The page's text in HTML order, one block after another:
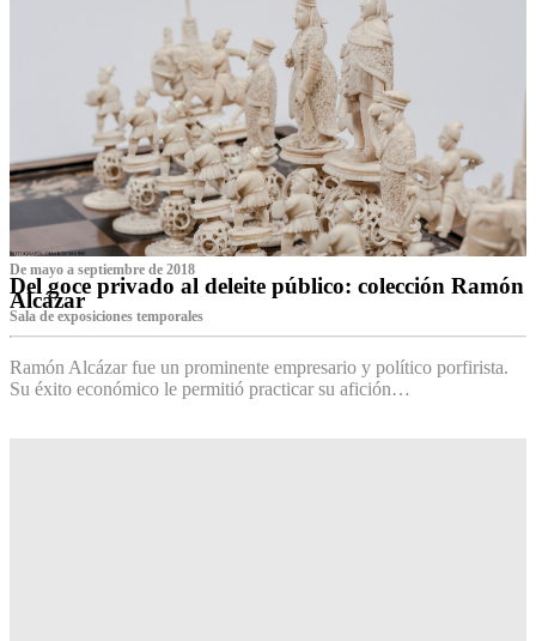
De mayo a septiembre de 2018
Del goce privado al deleite público: colección Ramón
Alcázar
Sala de exposiciones temporales
Ramón Alcázar fue un prominente empresario y político porfirista.
Su éxito económico le permitió practicar su afición…